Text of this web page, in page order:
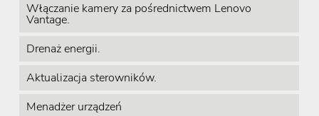
Włączanie kamery za pośrednictwem Lenovo
Vantage.
Drenaż energii.
Aktualizacja sterowników.
Menadżer urządzeń